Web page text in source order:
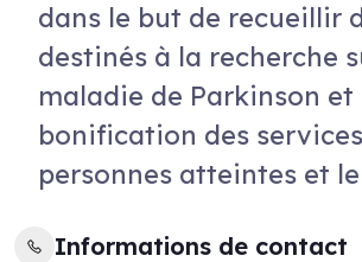
dans le but de recueillir
destinés à la recherche
maladie de Parkinson et
bonification des
personnes atteintes et
Informations de contact